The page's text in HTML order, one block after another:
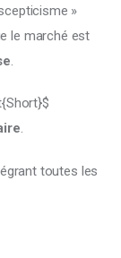
»
le marché est
.
toutes les